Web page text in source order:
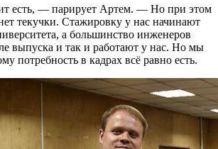
есть, — парирует Артем. — Но при этом
текучки. Стажировку у нас начинают
а большинство инженеров
выпуска и так и работают у нас. Но мы
потребность в кадрах всё равно есть.